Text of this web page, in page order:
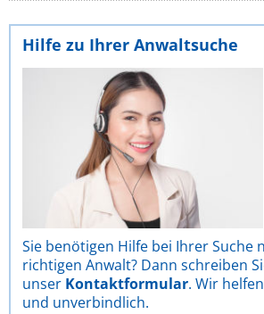
Hilfe zu Ihrer Anwaltsuche
Sie benötigen Hilfe bei Ihrer Suche
richtigen Anwalt? Dann schreiben
unser Kontaktformular. Wir
und unverbindlich.